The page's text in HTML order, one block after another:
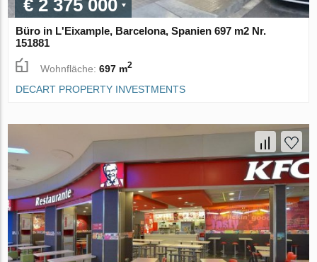
€ 2 375 000
Büro in L'Eixample, Barcelona, Spanien 697 m2 Nr.
151881
Wohnfläche:697 m2
DECART PROPERTY INVESTMENTS